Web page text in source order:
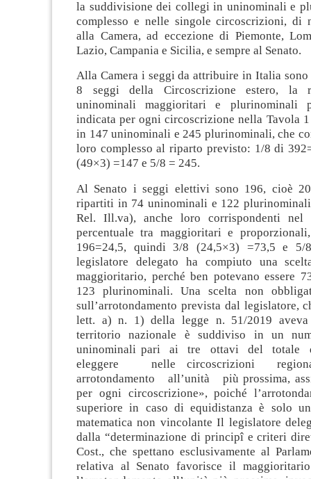
la suddivisione dei collegi in uninominali e
complesso e nelle singole circoscrizioni, di
alla Camera, ad eccezione di Piemonte,
Lazio, Campania e Sicilia, e sempre al Senato.
Alla Camera i seggi da attribuire in Italia
8 seggi della Circoscrizione estero, la
uninominali maggioritari e plurinominali
indicata per ogni circoscrizione nella Tavola
in 147 uninominali e 245 plurinominali, che
loro complesso al riparto previsto: 1/8 di
(49×3) =147 e 5/8 = 245.
Al Senato i seggi elettivi sono 196, cioè
ripartiti in 74 uninominali e 122
Rel. Ill.va), anche loro corrispondenti nel
percentuale tra maggioritari e
196=24,5, quindi 3/8 (24,5×3) =73,5 e 5/
legislatore delegato ha compiuto una
maggioritario, perché ben potevano essere
123 plurinominali. Una scelta non
sull’arrotondamento prevista dal legislatore,
lett. a) n. 1) della legge n. 51/2019
territorio nazionale è suddiviso in un
uninominali pari ai tre ottavi del
eleggere nelle circoscrizioni
arrotondamento all’unità più prossima,
per ogni circoscrizione», poiché
superiore in caso di equidistanza è solo
matematica non vincolante Il legislatore
dalla “determinazione di principî e criteri
Cost., che spettano esclusivamente al
relativa al Senato favorisce il